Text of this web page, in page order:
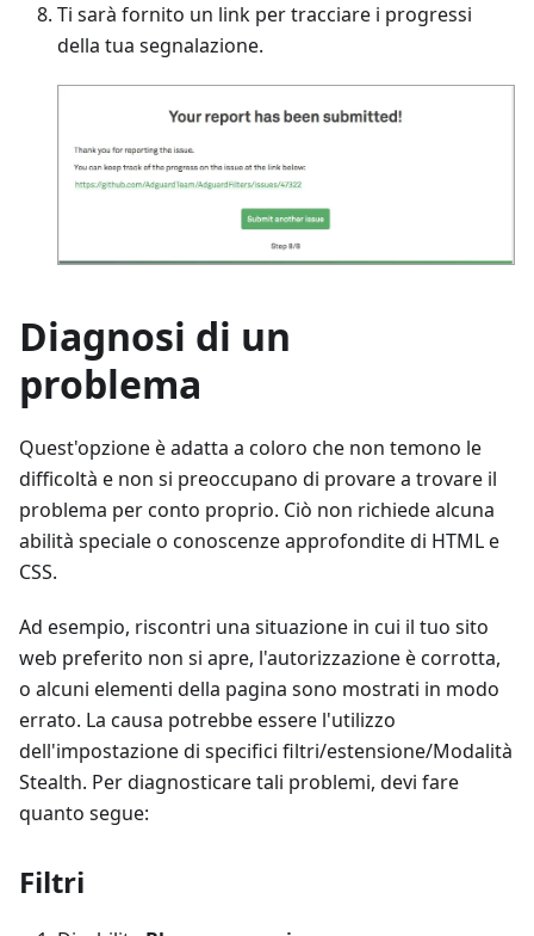
Ti sarà fornito un link per tracciare i progressi
della tua segnalazione.
Diagnosi di un
problema
Quest'opzione è adatta a coloro che non temono le
difficoltà e non si preoccupano di provare a trovare il
problema per conto proprio. Ciò non richiede alcuna
abilità speciale o conoscenze approfondite di HTML e
CSS.
Ad esempio, riscontri una situazione in cui il tuo sito
web preferito non si apre, l'autorizzazione è corrotta,
o alcuni elementi della pagina sono mostrati in modo
errato. La causa potrebbe essere l'utilizzo
dell'impostazione di specifici filtri/estensione/Modalità
Stealth. Per diagnosticare tali problemi, devi fare
quanto segue:
Filtri